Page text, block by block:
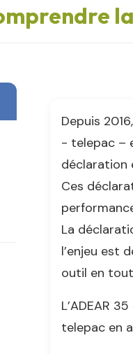
Depuis
- telepac –
déclaration
Ces
La
l’enjeu est
outil en
L’ADEAR
telepac en